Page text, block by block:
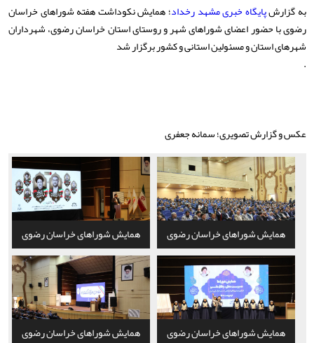
به گزارشپایگاه خبری مشهد رخداد؛ همایش نکوداشت هفته شوراهای خراسان
رضوی با حضور اعضای شوراهای شهر و روستای استان خراسان رضوی، شهرداران
شهرهای استان و مسئولین استانی و کشور برگزار شد
.
عکس و گزارش تصویری؛ سمانه جعفری
همایش شوراهای خراسان رضوی همایش شوراهای خراسان رضوی
همایش شوراهای خراسان رضوی همایش شوراهای خراسان رضوی